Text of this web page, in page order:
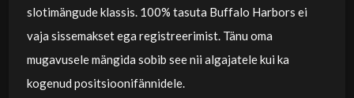
slotimängude klassis. 100% tasuta Buffalo Harbors ei
vaja sissemakset ega registreerimist. Tänu oma
mugavusele mängida sobib see nii algajatele kui ka
kogenud positsioonifännidele.